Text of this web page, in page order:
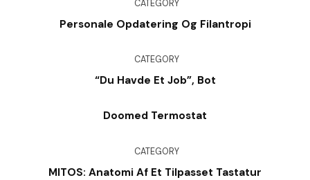
CATEGORY
Personale Opdatering Og Filantropi
CATEGORY
“Du Havde Et Job”, Bot
Doomed Termostat
CATEGORY
MITOS: Anatomi Af Et Tilpasset Tastatur